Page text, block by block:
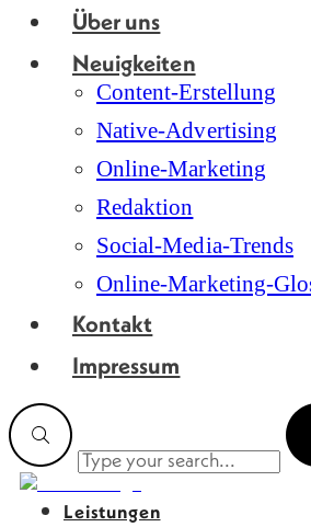
Über uns
Neuigkeiten
Content-Erstellung
Native-Advertising
Online-Marketing
Redaktion
Social-Media-Trends
Online-Marketing-
Kontakt
Impressum
Leistungen